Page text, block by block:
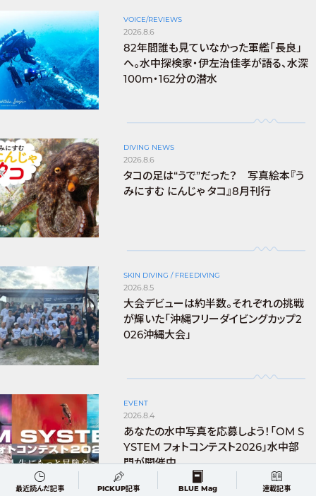
VOICE/REVIEWS
2026.8.6
82年間誰も見ていなかった軍艦「長良」
へ。水中探検家・伊左治佳孝が語る、水深
100m・162分の潜水
DIVING NEWS
2026.8.6
タコの足は“うで”だった？ 写真絵本『う
みにすむ にんじゃ タコ』8月刊行
SKIN DIVING / FREEDIVING
2026.8.5
大会デビューは約半数。それぞれの挑戦
が輝いた「沖縄フリーダイビングカップ2
026沖縄大会」
EVENT
2026.8.4
あなたの水中写真を応募しよう！「OM S
YSTEM フォトコンテスト2026」水中部
門が開催中
最近読んだ記事 PICKUP記事 BLUE Mag 連載記事